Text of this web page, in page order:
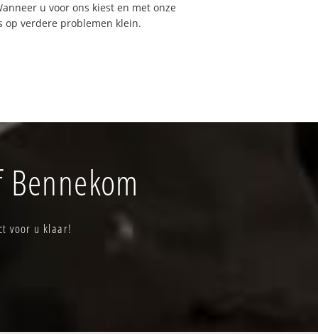
u voor ons kiest en met onze
op verdere problemen klein.
voor u klaar!